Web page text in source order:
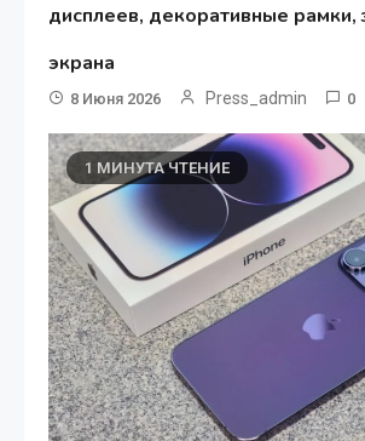
дисплеев, декоративные рамки,
экрана
8 Июня 2026 Press_admin 0
1 МИНУТА ЧТЕНИЕ